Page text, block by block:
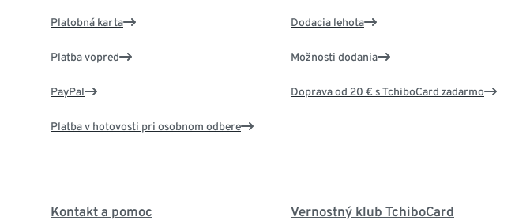
Platobná karta
Platba vopred
PayPal
Platba v hotovosti pri osobnom odbere
Dodacia lehota
Možnosti dodania
Doprava od 20 € s TchiboCard zadarmo
Kontakt a pomoc Vernostný klub TchiboCard